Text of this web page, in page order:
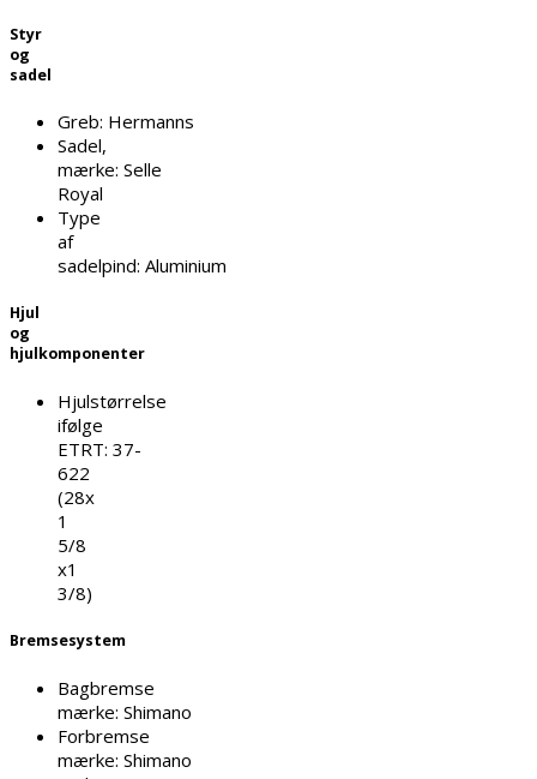
Styr
og
sadel
Greb: Hermanns
Sadel,
mærke: Selle
Royal
Type
af
sadelpind: Aluminium
Hjul
og
hjulkomponenter
Hjulstørrelse
ifølge
ETRT: 37-
622
(28x
1
5/8
x1
3/8)
Bremsesystem
Bagbremse
mærke: Shimano
Forbremse
mærke: Shimano